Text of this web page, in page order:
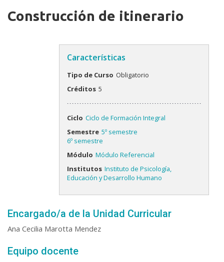
Construcción de itinerario
Características
Tipo de Curso Obligatorio
Créditos 5
Ciclo Ciclo de Formación Integral
Semestre 5º semestre
6º semestre
Módulo Módulo Referencial
Institutos Instituto de Psicología,
Educación y Desarrollo Humano
Encargado/a de la Unidad Curricular
Ana Cecilia Marotta Mendez
Equipo docente